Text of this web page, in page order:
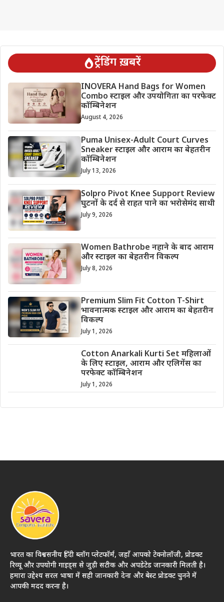
ट्रेंडिंग ख़बरें
INOVERA Hand Bags for Women
Combo स्टाइल और उपयोगिता का परफेक्ट
कॉम्बिनेशन
August 4, 2026
Puma Unisex-Adult Court Curves
Sneaker स्टाइल और आराम का बेहतरीन
कॉम्बिनेशन
July 13, 2026
Solpro Pivot Knee Support Review
घुटनों के दर्द से राहत पाने का भरोसेमंद साथी
July 9, 2026
Women Bathrobe नहाने के बाद आराम
और स्टाइल का बेहतरीन विकल्प
July 8, 2026
Premium Slim Fit Cotton T-Shirt
भावनात्मक स्टाइल और आराम का बेहतरीन
विकल्प
July 1, 2026
Cotton Anarkali Kurti Set महिलाओं
के लिए स्टाइल, आराम और एलिगेंस का
परफेक्ट कॉम्बिनेशन
July 1, 2026
भारत का विश्वसनीय हिंदी ब्लॉग प्लेटफॉर्म, जहाँ आपको टेक्नोलॉजी, प्रोडक्ट
रिव्यू और उपयोगी गाइड्स से जुड़ी सटीक और अपडेटेड जानकारी मिलती है।
हमारा उद्देश्य सरल भाषा में सही जानकारी देना और बेस्ट प्रोडक्ट चुनने में
आपकी मदद करना है।